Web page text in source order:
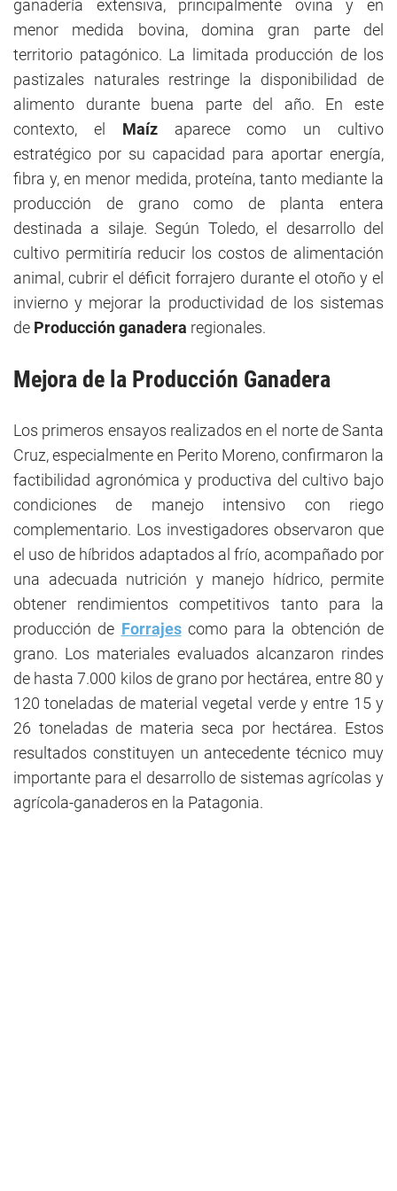
ganadería extensiva, principalmente ovina y en
menor medida bovina, domina gran parte del
territorio patagónico. La limitada producción de los
pastizales naturales restringe la disponibilidad de
alimento durante buena parte del año. En este
contexto, el Maízaparece como un cultivo
estratégico por su capacidad para aportar energía,
fibra y, en menor medida, proteína, tanto mediante la
producción de grano como de planta entera
destinada a silaje. Según Toledo, el desarrollo del
cultivo permitiría reducir los costos de alimentación
animal, cubrir el déficit forrajero durante el otoño y el
invierno y mejorar la productividad de los sistemas
de Producción ganadera regionales.
Mejora de la Producción Ganadera
Los primeros ensayos realizados en el norte de Santa
Cruz, especialmente en Perito Moreno, confirmaron la
factibilidad agronómica y productiva del cultivo bajo
condiciones de manejo intensivo con riego
complementario. Los investigadores observaron que
el uso de híbridos adaptados al frío, acompañado por
una adecuada nutrición y manejo hídrico, permite
obtener rendimientos competitivos tanto para la
producción de Forrajescomo para la obtención de
grano. Los materiales evaluados alcanzaron rindes
de hasta 7.000 kilos de grano por hectárea, entre 80 y
120 toneladas de material vegetal verde y entre 15 y
26 toneladas de materia seca por hectárea. Estos
resultados constituyen un antecedente técnico muy
importante para el desarrollo de sistemas agrícolas y
agrícola-ganaderos en la Patagonia.